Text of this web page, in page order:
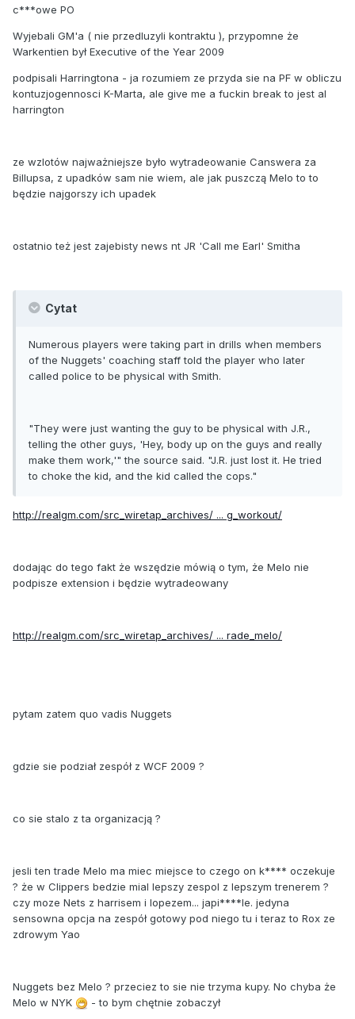
c***owe PO
Wyjebali GM'a ( nie przedluzyli kontraktu ), przypomne że
Warkentien był Executive of the Year 2009
podpisali Harringtona - ja rozumiem ze przyda sie na PF w obliczu
kontuzjogennosci K-Marta, ale give me a fuckin break to jest al
harrington
ze wzlotów najważniejsze było wytradeowanie Canswera za
Billupsa, z upadków sam nie wiem, ale jak puszczą Melo to to
będzie najgorszy ich upadek
ostatnio też jest zajebisty news nt JR 'Call me Earl' Smitha
Cytat
Numerous players were taking part in drills when members
of the Nuggets' coaching staff told the player who later
called police to be physical with Smith.
"They were just wanting the guy to be physical with J.R.,
telling the other guys, 'Hey, body up on the guys and really
make them work,'" the source said. "J.R. just lost it. He tried
to choke the kid, and the kid called the cops."
http://realgm.com/src_wiretap_archives/ ... g_workout/
dodając do tego fakt że wszędzie mówią o tym, że Melo nie
podpisze extension i będzie wytradeowany
http://realgm.com/src_wiretap_archives/ ... rade_melo/
pytam zatem quo vadis Nuggets
gdzie sie podział zespół z WCF 2009 ?
co sie stalo z ta organizacją ?
jesli ten trade Melo ma miec miejsce to czego on k**** oczekuje
? że w Clippers bedzie mial lepszy zespol z lepszym trenerem ?
czy moze Nets z harrisem i lopezem... japi****le. jedyna
sensowna opcja na zespół gotowy pod niego tu i teraz to Rox ze
zdrowym Yao
Nuggets bez Melo ? przeciez to sie nie trzyma kupy. No chyba że
Melo w NYK
- to bym chętnie zobaczył